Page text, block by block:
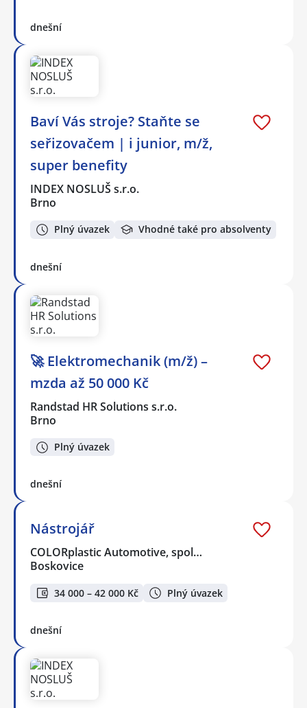
dnešní
Baví Vás stroje? Staňte se
seřizovačem | i junior, m/ž,
super benefity
INDEX NOSLUŠ s.r.o.
Brno
Plný úvazek Vhodné také pro absolventy
dnešní
🚀 Elektromechanik (m/ž) –
mzda až 50 000 Kč
Randstad HR Solutions s.r.o.
Brno
Plný úvazek
dnešní
Nástrojář
COLORplastic Automotive, spol…
Boskovice
34 000 – 42 000 Kč Plný úvazek
dnešní